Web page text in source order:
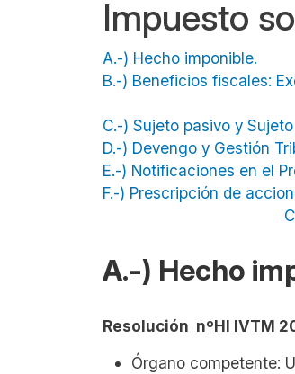
Impuesto
A.-) Hecho imponible.
B.-) Beneficios fiscales:
C.-) Sujeto pasivo y
D.-) Devengo y Gestión
E.-) Notificaciones en el
F.-) Prescripción de
A.-) Hecho
Resolución nºHI IVTM
Órgano competente: